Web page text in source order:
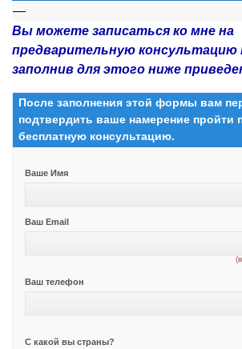
—
Вы можете записаться ко мне на
предварительную консультацию
заполнив для этого ниже
После заполнения этой формы вам
подтвердить ваше намерение пройти
бесплатную консультацию.
Ваше Имя
Ваш Email
Ваш телефон
С какой вы страны?